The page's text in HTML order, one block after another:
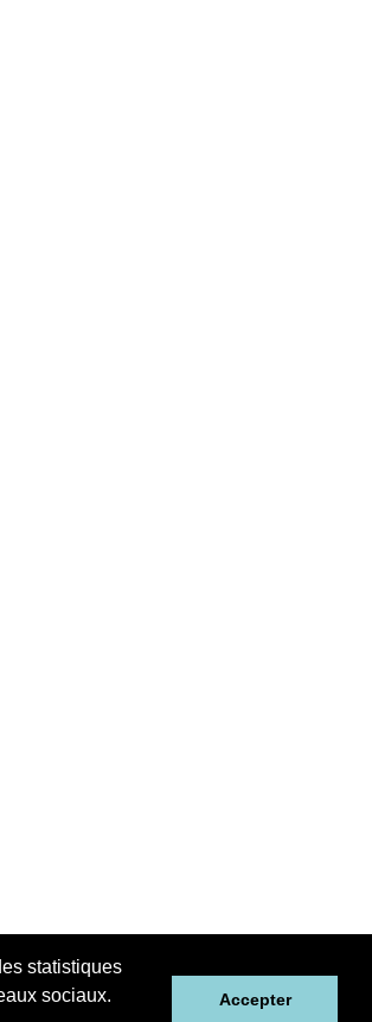
statistiques
sociaux.
Accepter